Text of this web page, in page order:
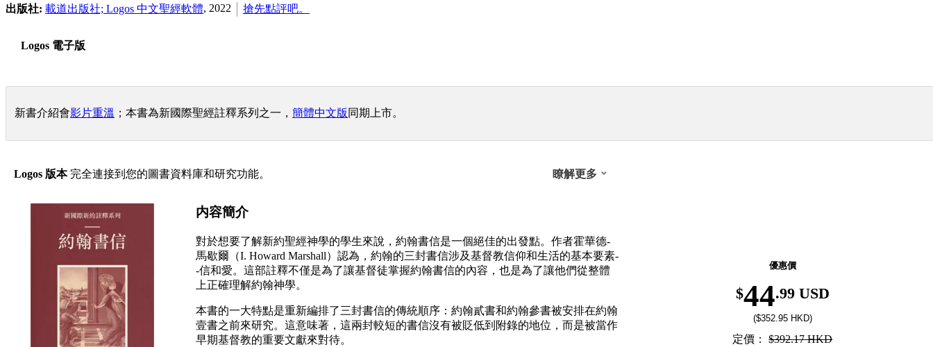
出版社: 載道出版社; Logos 中文聖經軟體, 2022 搶先點評吧。
Logos 電子版
新書介紹會影片重溫 ；本書為新國際聖經註釋系列之一， 簡體中文版 同期上市。
Logos 版本完全連接到您的圖書資料庫和研究功能。 瞭解更多
内容簡介
對於想要了解新約聖經神學的學生來說，約翰書信是一個絕佳的出發點。作者霍華德-
馬歇爾（I. Howard Marshall）認為，約翰的三封書信涉及基督教信仰和生活的基本要素-
-信和愛。這部註釋不僅是為了讓基督徒掌握約翰書信的內容，也是為了讓他們從整體
上正確理解約翰神學。
本書的一大特點是重新編排了三封書信的傳統順序：約翰貳書和約翰參書被安排在約翰
壹書之前來研究。這意味著，這兩封較短的書信沒有被貶低到附錄的地位，而是被當作
早期基督教的重要文獻來對待。
優惠價
$44.99 USD
($352.95 HKD)
定價：$392.17 HKD